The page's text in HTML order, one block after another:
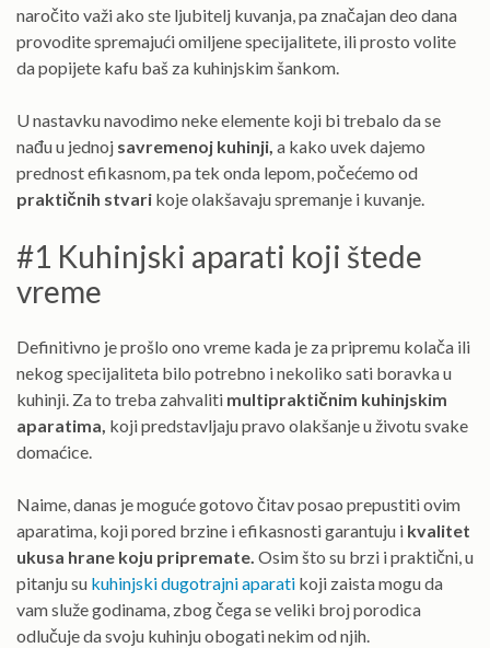
naročito važi ako ste ljubitelj kuvanja, pa značajan deo dana
provodite spremajući omiljene specijalitete, ili prosto volite
da popijete kafu baš za kuhinjskim šankom.
U nastavku navodimo neke elemente koji bi trebalo da se
nađu u jednoj savremenoj kuhinji, a kako uvek dajemo
prednost efikasnom, pa tek onda lepom, počećemo od
praktičnih stvari koje olakšavaju spremanje i kuvanje.
#1 Kuhinjski aparati koji štede
vreme
Definitivno je prošlo ono vreme kada je za pripremu kolača ili
nekog specijaliteta bilo potrebno i nekoliko sati boravka u
kuhinji. Za to treba zahvaliti multipraktičnim kuhinjskim
aparatima, koji predstavljaju pravo olakšanje u životu svake
domaćice.
Naime, danas je moguće gotovo čitav posao prepustiti ovim
aparatima, koji pored brzine i efikasnosti garantuju i kvalitet
ukusa hrane koju pripremate. Osim što su brzi i praktični, u
pitanju su kuhinjski dugotrajni aparati koji zaista mogu da
vam služe godinama, zbog čega se veliki broj porodica
odlučuje da svoju kuhinju obogati nekim od njih.